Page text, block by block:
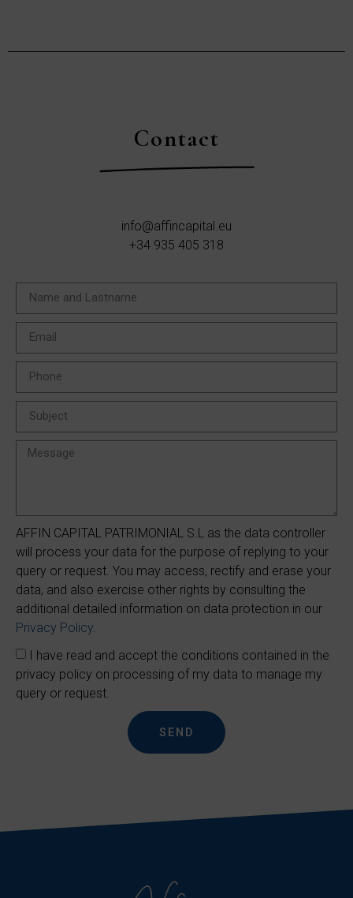
Contact
info@affincapital.eu
+34 935 405 318
AFFIN CAPITAL PATRIMONIAL S.L as the data controller
will process your data for the purpose of replying to your
query or request. You may access, rectify and erase your
data, and also exercise other rights by consulting the
additional detailed information on data protection in our
Privacy Policy
I have read and accept the conditions contained in the
privacy policy on processing of my data to manage my
query or request.
SEND